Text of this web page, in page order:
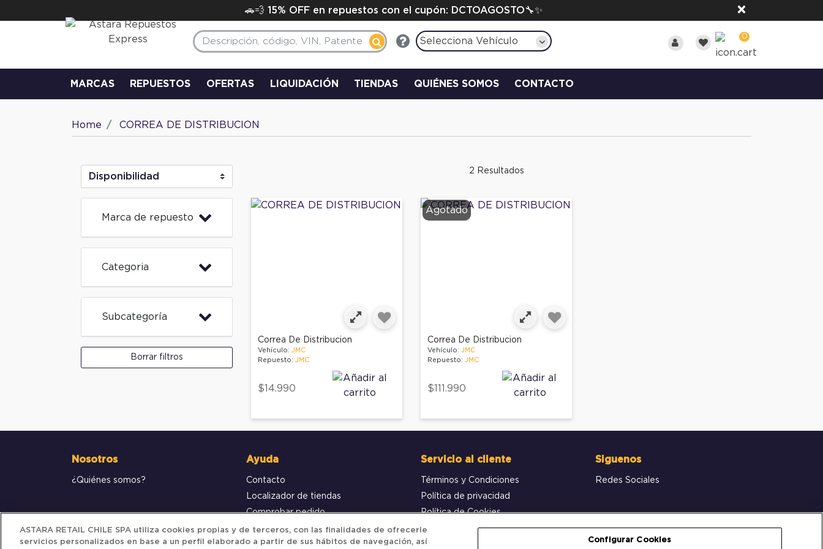
🚗💨 15% OFF en repuestos con el cupón: DCTOAGOSTO🔧✨ ×
Selecciona Vehículo 0
MARCAS REPUESTOS OFERTAS LIQUIDACIÓN TIENDAS QUIÉNES SOMOS CONTACTO
Home CORREA DE DISTRIBUCION
2 Resultados
Marca de repuesto
Categoria
Subcategoría
Borrar filtros
Correa De Distribucion
Vehículo: JMC
Repuesto: JMC
$14.990
Agotado
Correa De Distribucion
Vehículo: JMC
Repuesto: JMC
$111.990
Nosotros
¿Quiénes somos?
Ayuda
Contacto
Localizador de tiendas
Comprobar pedido
Servicio al cliente
Términos y Condiciones
Política de privacidad
Política de Cookies
Siguenos
Redes Sociales
ASTARA RETAIL CHILE SPA utiliza cookies propias y de terceros, con las finalidades de ofrecerle
servicios personalizados en base a un perfil elaborado a partir de sus hábitos de navegación, así
Configurar Cookies